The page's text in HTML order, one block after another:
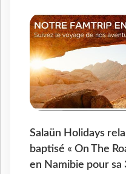
Salaün Holidays
baptisé « On The
en Namibie pour sa